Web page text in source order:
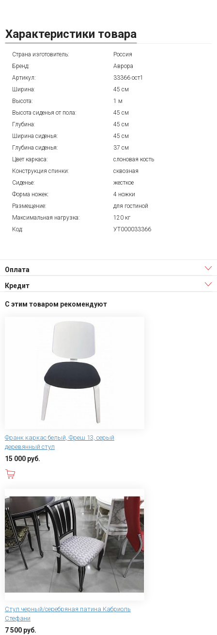
Характеристики товара
Страна изготовитель:
Россия
Бренд:
Аврора
Артикул:
33366 ост1
Ширина:
45 см
Высота:
1 м
Высота сиденья от пола:
45 см
Глубина:
45 см
Ширина сиденья:
45 см
Глубина сиденья:
37 см
Цвет каркаса:
слоновая кость
Конструкция спинки:
сквозная
Сиденье:
жесткое
Форма ножек:
4 ножки
Размещение:
для гостиной
Максимальная нагрузка:
120 кг
Код:
УТ000033366
Оплата
Кредит
С этим товаром рекомендуют
Франк каркас белый, Фреш 13, серый
деревянный стул
15 000 руб.
Стул черный/серебряная патина Кабриоль
Стефани
7 500 руб.